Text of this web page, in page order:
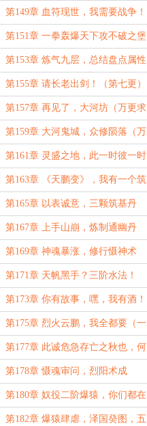
会南宫（一万二大章求订月票）
第149章 血符现世，我需要战争！
（第一更）
第151章 一拳轰爆天下攻不破之堡
垒（为烟花小闽盟主加更！）
第153章 炼气九层，总结盘点属性
（求订阅！）
第155章 请长老出剑！（第七更）
第157章 再见了，大河坊（万更求
订阅！）
第159章 大河鬼城，众修陨落（万
更求订阅！）
第161章 灵盛之地，此一时彼一时
也（万更求订阅！）
第163章 《天鹏变》，我有一个筑
基期朋友
第165章 以表诚意，三颗筑基丹
（万更求订阅！）
第167章 上手山崩，炼制通幽丹
（万更求月票！）
第169章 神魂暴涨，修行慑神术
（万更求月票）
第171章 天帆黑手？三阶水法！
（万更求订阅）
第173章 你有故事，嘿，我有酒！
（万更求订阅））
第175章 烈火云鹏，我全都要（一
万四千字求订阅）
第177章 此诚危急存亡之秋也，何
不效仿前事
第178章 慑魂审问，烈阳术成
第180章 奴役二阶爆猿，你们都在
逼我！
第182章 爆猿肆虐，泽国癸图，五